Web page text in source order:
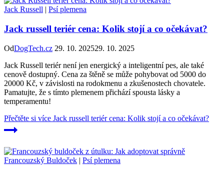
Jack Russell | Psí plemena
Jack russell teriér cena: Kolik stojí a co očekávat?
OdDogTech.cz 29. 10. 202529. 10. 2025
Jack Russell teriér není jen energický a inteligentní pes, ale také
cenově dostupný. Cena za štěně se může pohybovat od 5000 do
20000 Kč, v závislosti na rodokmenu a zkušenostech chovatele.
Pamatujte, že s tímto plemenem přichází spousta lásky a
temperamentu!
Přečtěte si více Jack russell teriér cena: Kolik stojí a co očekávat?
Francouzský Buldoček | Psí plemena